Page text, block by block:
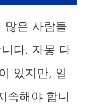
많은 사람들
다. 자몽 다
있지만, 일
속해야 합니